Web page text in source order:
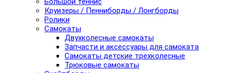
Круизеры / Пенниборды / Лонгборды
Ролики
Самокаты
Двухколесные самокаты
Запчасти и аксессуары для самоката
Самокаты детские трехколесные
Трюковые самокаты